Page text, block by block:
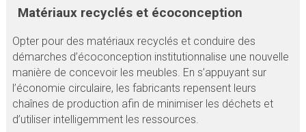
Matériaux recyclés et écoconception
Opter pour des matériaux recyclés et conduire des
démarches d’écoconception institutionnalise une nouvelle
manière de concevoir les meubles. En s’appuyant sur
l’économie circulaire, les fabricants repensent leurs
chaînes de production afin de minimiser les déchets et
d’utiliser intelligemment les ressources.